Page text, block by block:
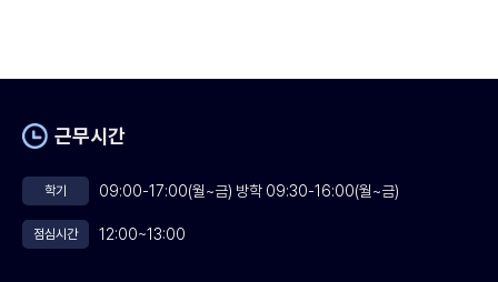
근무시간
학기 09:00-17:00(월~금) 방학 09:30-16:00(월~금)
점심시간 12:00~13:00